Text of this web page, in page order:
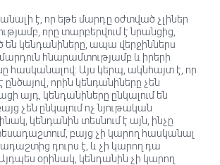
է, որ եթե մարդը օժտված չլիներ
որը տարբերվում է նրանցից,
են կենդանիները, ապա վերջիններս
հնարամտությամբ և իրերի
հասկանալով: Այս կերպ, ակնհայտ է, որ
որին կենդանիները չեն
այդ, կենդանիները ընկալում են
չեն ընկալում ոչ նյութական
կենդանին տեսնում է այն, ինչը
բայց չի կարող հասկանալ
դուրս է, և չի կարող դա
օրինակ, կենդանին չի կարող